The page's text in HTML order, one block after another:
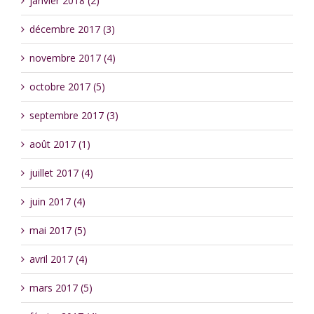
décembre 2017 (3)
novembre 2017 (4)
octobre 2017 (5)
septembre 2017 (3)
août 2017 (1)
juillet 2017 (4)
juin 2017 (4)
mai 2017 (5)
avril 2017 (4)
mars 2017 (5)